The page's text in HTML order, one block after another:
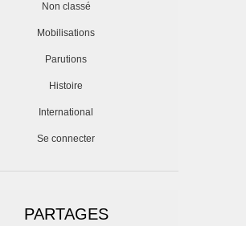
Non classé
Mobilisations
Parutions
Histoire
International
Se connecter
PARTAGES